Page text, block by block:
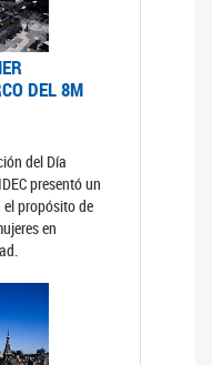
DEL 8M
del Día
presentó un
propósito de
en